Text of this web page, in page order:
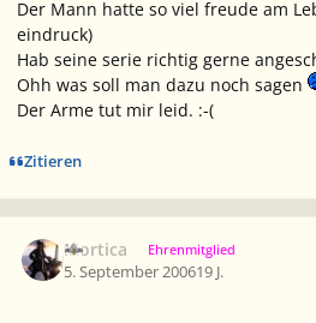
Der Mann hatte so viel freude am
eindruck)
Hab seine serie richtig gerne
Ohh was soll man dazu noch sagen
Der Arme tut mir leid. :-(
Zitieren
Mortica Ehrenmitglied
5. September 200619 J.